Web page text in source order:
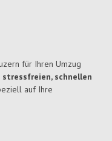
für Ihren Umzug
stressfreien, schnellen
auf Ihre